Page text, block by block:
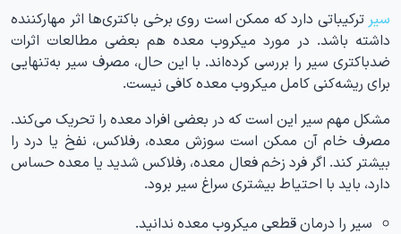
سیر ترکیباتی دارد که ممکن است روی برخی باکتری‌ها اثر مهارکننده
داشته باشد. در مورد میکروب معده هم بعضی مطالعات اثرات
ضدباکتری سیر را بررسی کرده‌اند. با این حال، مصرف سیر به‌تنهایی
برای ریشه‌کنی کامل میکروب معده کافی نیست.
مشکل مهم سیر این است که در بعضی افراد معده را تحریک می‌کند.
مصرف خام آن ممکن است سوزش معده، رفلاکس، نفخ یا درد را
بیشتر کند. اگر فرد زخم فعال معده، رفلاکس شدید یا معده حساس
دارد، باید با احتیاط بیشتری سراغ سیر برود.
سیر را درمان قطعی میکروب معده ندانید.